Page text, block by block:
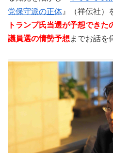
党保守派の正体 』（祥伝社）
トランプ氏当選が予想できた
議員選の情勢予想 までお話を